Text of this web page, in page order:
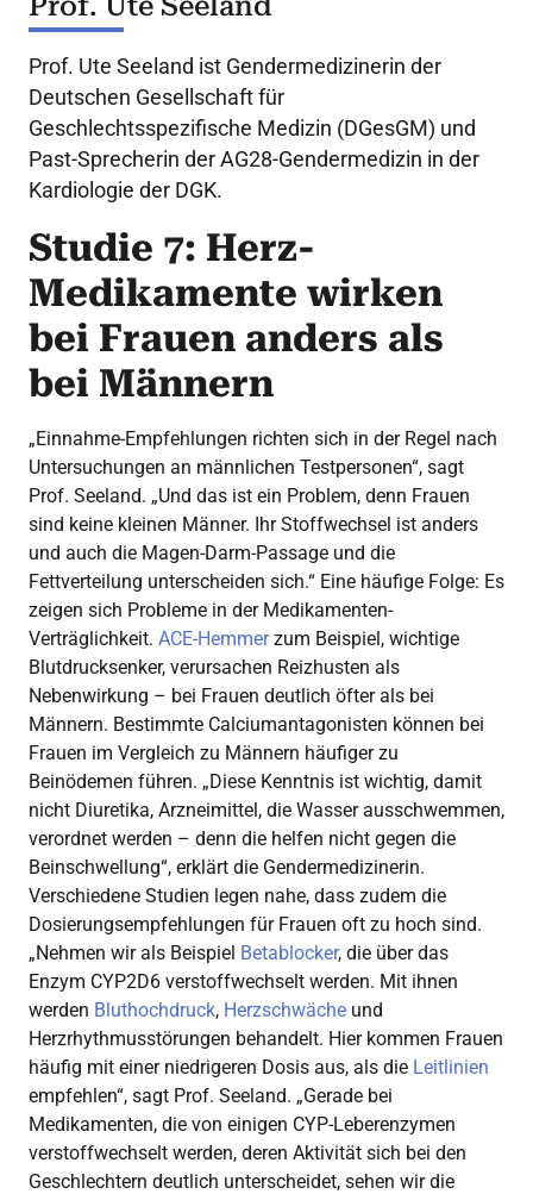
Prof. Ute Seeland ist Gendermedizinerin der
Deutschen Gesellschaft für
Geschlechtsspezifische Medizin (DGesGM) und
Past-Sprecherin der AG28-Gendermedizin in der
Kardiologie der DGK.
Studie 7: Herz-
Medikamente wirken
bei Frauen anders als
bei Männern
„Einnahme-Empfehlungen richten sich in der Regel nach
Untersuchungen an männlichen Testpersonen“, sagt
Prof. Seeland. „Und das ist ein Problem, denn Frauen
sind keine kleinen Männer. Ihr Stoffwechsel ist anders
und auch die Magen-Darm-Passage und die
Fettverteilung unterscheiden sich.“ Eine häufige Folge: Es
zeigen sich Probleme in der Medikamenten-
Verträglichkeit. ACE-Hemmerzum Beispiel, wichtige
Blutdrucksenker, verursachen Reizhusten als
Nebenwirkung – bei Frauen deutlich öfter als bei
Männern. Bestimmte Calciumantagonisten können bei
Frauen im Vergleich zu Männern häufiger zu
Beinödemen führen. „Diese Kenntnis ist wichtig, damit
nicht Diuretika, Arzneimittel, die Wasser ausschwemmen,
verordnet werden ­– denn die helfen nicht gegen die
Beinschwellung“, erklärt die Gendermedizinerin.
Verschiedene Studien legen nahe, dass zudem die
Dosierungsempfehlungen für Frauen oft zu hoch sind.
„Nehmen wir als Beispiel Betablocker, die über das
Enzym CYP2D6 verstoffwechselt werden. Mit ihnen
werden Bluthochdruck, Herzschwäche und
Herzrhythmusstörungen behandelt. Hier kommen Frauen
häufig mit einer niedrigeren Dosis aus, als die Leitlinien
empfehlen“, sagt Prof. Seeland. „Gerade bei
Medikamenten, die von einigen CYP-Leberenzymen
verstoffwechselt werden, deren Aktivität sich bei den
Geschlechtern deutlich unterscheidet, sehen wir die